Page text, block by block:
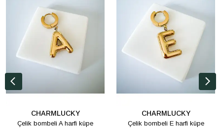
CHARMLUCKY
Çelik bombeli A harfi küpe
CHARMLUCKY
Çelik bombeli E harfi küpe